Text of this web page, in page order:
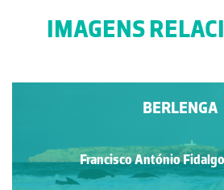
IMAGENS
BERLENGA
Francisco António